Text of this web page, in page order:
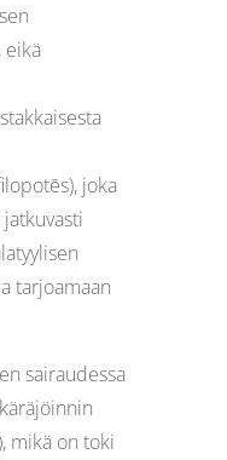
eikä
joka
tarjoamaan
sairaudessa
mikä on toki